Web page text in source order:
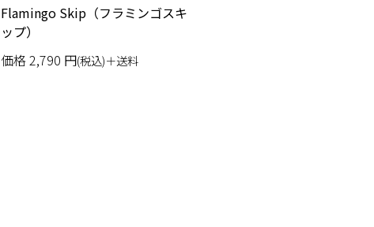
Flamingo Skip（フラミンゴスキ
ップ）
価格2,790 円(税込)＋送料